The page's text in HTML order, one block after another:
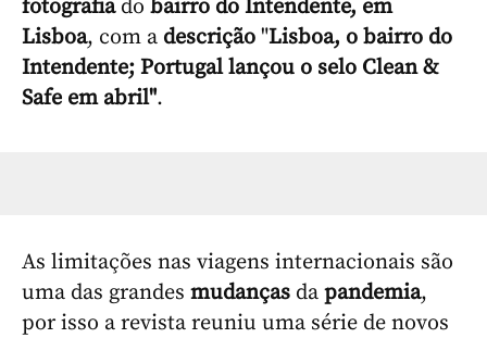
fotografiado bairro do Intendente, em
Lisboa, com a descrição "Lisboa, o bairro do
Intendente; Portugal lançou o selo Clean &
Safe em abril".
As limitações nas viagens internacionais são
uma das grandes mudanças da pandemia,
por isso a revista reuniu uma série de novos